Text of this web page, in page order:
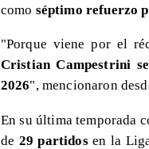
como séptimo refuerzo
"Porque viene por el
Cristian Campestrini
2026", mencionaron
En su última temporada
de 29 partidosen la